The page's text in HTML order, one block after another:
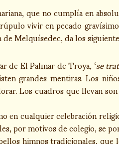
que no cumplía en
vivir en pecado
Melquísedec, da los
de El Palmar de Troya, ‘se
grandes mentiras. Los
Los cuadros que llevan
cualquier celebración
por motivos de colegio, se